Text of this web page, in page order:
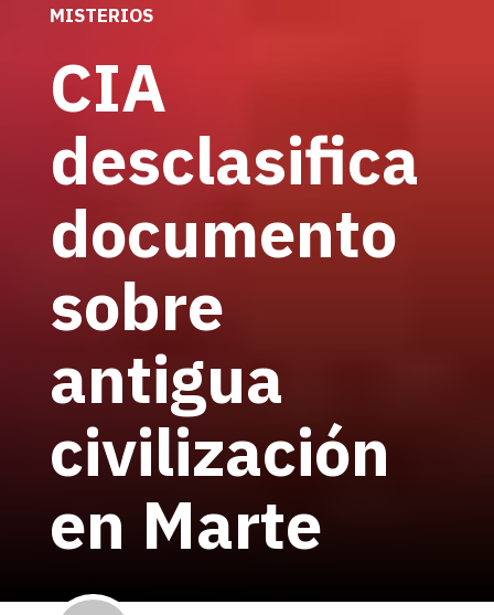
MISTERIOS
CIA
desclasifica
documento
sobre
antigua
civilización
en Marte